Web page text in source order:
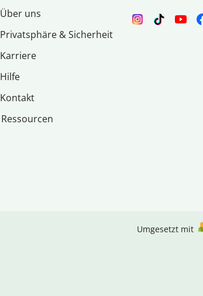
Über uns
Privatsphäre & Sicherheit
Karriere
Hilfe
Kontakt
Ressourcen
Umgesetzt mit